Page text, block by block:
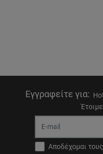
Εγγραφείτε για:
Αποδέχομαι τους